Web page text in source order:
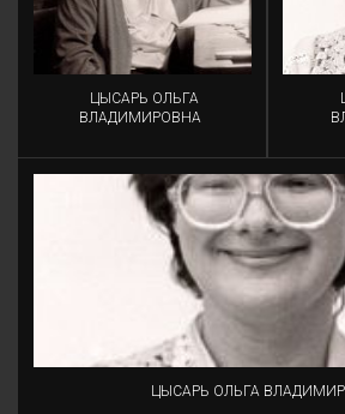
ЦЫСАРЬ ОЛЬГА
ВЛАДИМИРОВНА
ЦЫСАРЬ ОЛЬГА